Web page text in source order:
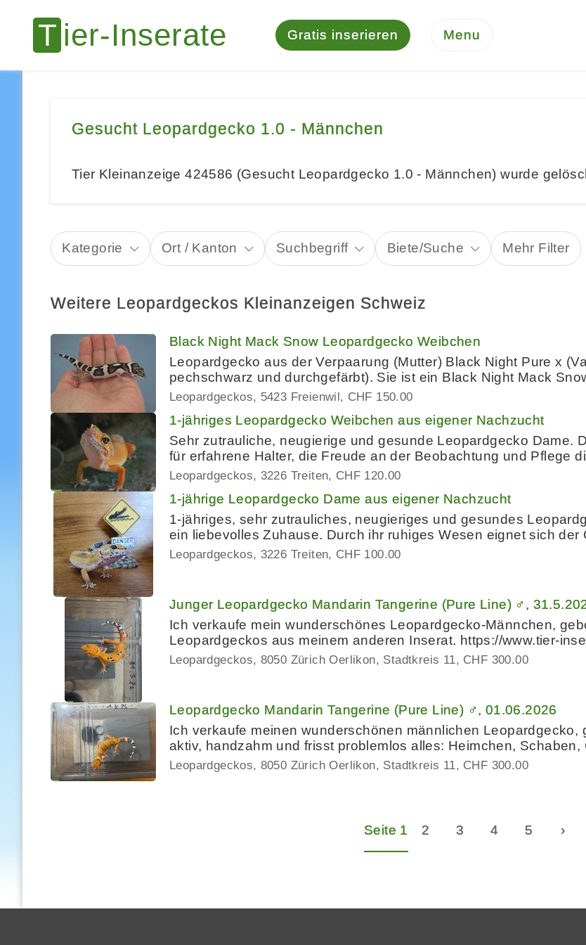
Gratis inserieren Menu
Gesucht Leopardgecko 1.0 - Männchen
Tier Kleinanzeige 424586 (Gesucht Leopardgecko 1.0 - Männchen) wurde
Kategorie Ort / Kanton Suchbegriff Biete/Suche Mehr Filter
Weitere Leopardgeckos Kleinanzeigen Schweiz
Black Night Mack Snow Leopardgecko Weibchen
Leopardgecko aus der Verpaarung (Mutter) Black Night Pure x
pechschwarz und durchgefärbt). Sie ist ein Black Night Mack
Leopardgeckos 5423 Freienwil CHF 150.00
1-jähriges Leopardgecko Weibchen aus eigener Nachzucht
Sehr zutrauliche, neugierige und gesunde Leopardgecko Dame.
für erfahrene Halter, die Freude an der Beobachtung und Pflege
Leopardgeckos 3226 Treiten CHF 120.00
1-jährige Leopardgecko Dame aus eigener Nachzucht
1-jähriges, sehr zutrauliches, neugieriges und gesundes
ein liebevolles Zuhause. Durch ihr ruhiges Wesen eignet sich
Leopardgeckos 3226 Treiten CHF 100.00
Junger Leopardgecko Mandarin Tangerine (Pure Line) ♂,
Ich verkaufe mein wunderschönes Leopardgecko-Männchen,
Leopardgeckos aus meinem anderen Inserat. https://www.tier-
Leopardgeckos 8050 Zürich Oerlikon, Stadtkreis 11 CHF 300.00
Leopardgecko Mandarin Tangerine (Pure Line) ♂, 01.06.2026
Ich verkaufe meinen wunderschönen männlichen
aktiv, handzahm und frisst problemlos alles: Heimchen,
Leopardgeckos 8050 Zürich Oerlikon, Stadtkreis 11 CHF 300.00
Seite 1 2 3 4 5 ›